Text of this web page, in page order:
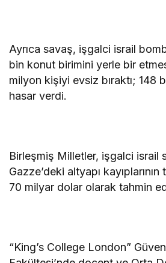
Ayrıca savaş, işgalci israil
bin konut birimini yerle bir
milyon kişiyi evsiz bıraktı; 148
hasar verdi.
Birleşmiş Milletler, işgalci israil
Gazze’deki altyapı kayıplarının
70 milyar dolar olarak tahmin
“King’s College London”